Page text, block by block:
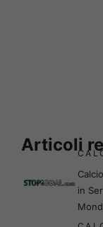
Articoli
in